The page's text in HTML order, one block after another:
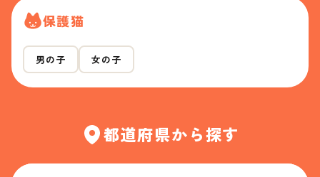
保護猫
男の子 女の子
都道府県から探す